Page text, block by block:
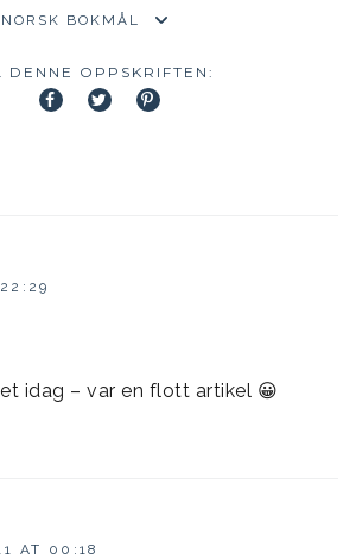
DENNE OPPSKRIFTEN:
idag – var en flott artikel 😀
AT 00:18